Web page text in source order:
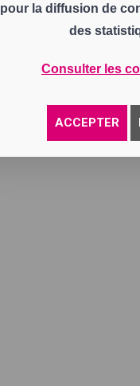
pour la diffusion de
des
Consulter les
ACCEPTER